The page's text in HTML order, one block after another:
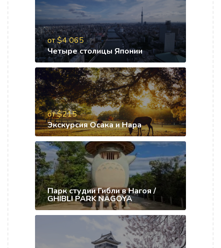
от $4 065
Четыре столицы Японии
от $215
Экскурсия Осака и Нара
Парк студии Гибли в Нагоя /
GHIBLI PARK NAGOYA